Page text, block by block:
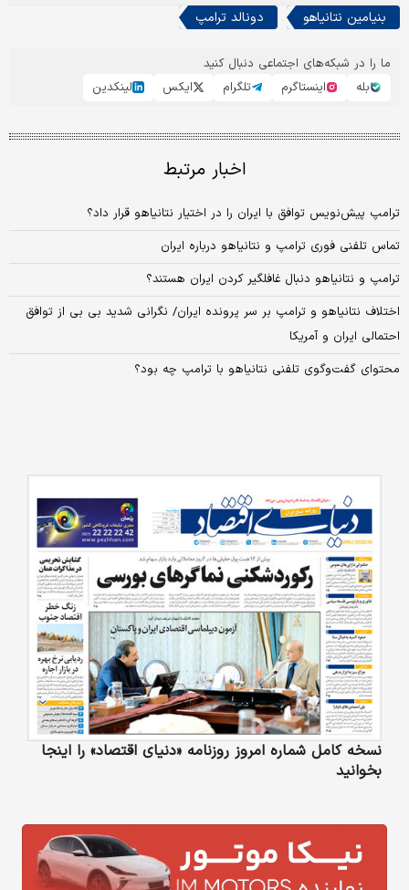
بنیامین نتانیاهو دونالد ترامپ
ما را در شبکه‌های اجتماعی دنبال کنید
بله
اینستاگرم تلگرام ایکس لینکدین
اخبار مرتبط
ترامپ پیش‌نویس توافق با ایران را در اختیار نتانیاهو قرار داد؟
تماس تلفنی فوری ترامپ و نتانیاهو درباره ایران
ترامپ و نتانیاهو دنبال غافلگیر کردن ایران هستند؟
اختلاف نتانیاهو و ترامپ بر سر پرونده ایران/ نگرانی شدید بی بی از توافق
احتمالی ایران و آمریکا
محتوای گفت‌وگوی تلفنی نتانیاهو با ترامپ چه بود؟
نسخه کامل شماره امروز روزنامه «دنیای‌ اقتصاد» را اینجا
بخوانید